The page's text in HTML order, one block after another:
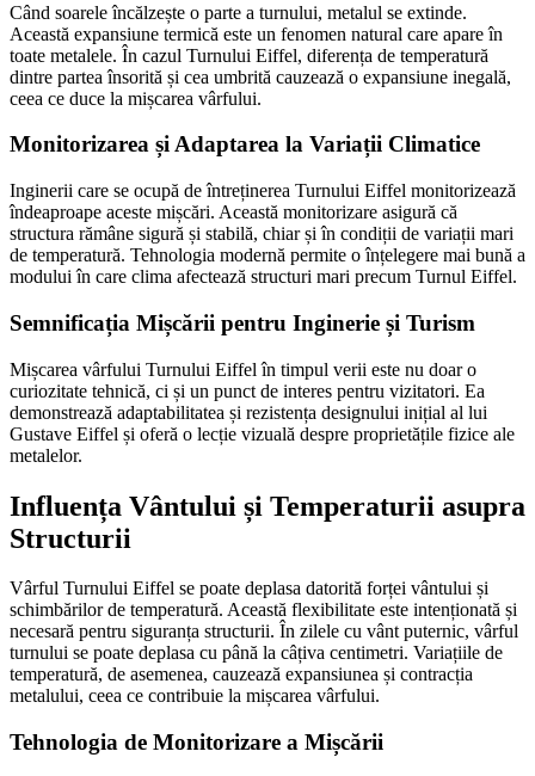
Când soarele încălzește o parte a turnului, metalul se extinde.
Această expansiune termică este un fenomen natural care apare în
toate metalele. În cazul Turnului Eiffel, diferența de temperatură
dintre partea însorită și cea umbrită cauzează o expansiune inegală,
ceea ce duce la mișcarea vârfului.
Monitorizarea și Adaptarea la Variații Climatice
Inginerii care se ocupă de întreținerea Turnului Eiffel monitorizează
îndeaproape aceste mișcări. Această monitorizare asigură că
structura rămâne sigură și stabilă, chiar și în condiții de variații mari
de temperatură. Tehnologia modernă permite o înțelegere mai bună a
modului în care clima afectează structuri mari precum Turnul Eiffel.
Semnificația Mișcării pentru Inginerie și Turism
Mișcarea vârfului Turnului Eiffel în timpul verii este nu doar o
curiozitate tehnică, ci și un punct de interes pentru vizitatori. Ea
demonstrează adaptabilitatea și rezistența designului inițial al lui
Gustave Eiffel și oferă o lecție vizuală despre proprietățile fizice ale
metalelor.
Influența Vântului și Temperaturii asupra
Structurii
Vârful Turnului Eiffel se poate deplasa datorită forței vântului și
schimbărilor de temperatură. Această flexibilitate este intenționată și
necesară pentru siguranța structurii. În zilele cu vânt puternic, vârful
turnului se poate deplasa cu până la câțiva centimetri. Variațiile de
temperatură, de asemenea, cauzează expansiunea și contracția
metalului, ceea ce contribuie la mișcarea vârfului.
Tehnologia de Monitorizare a Mișcării